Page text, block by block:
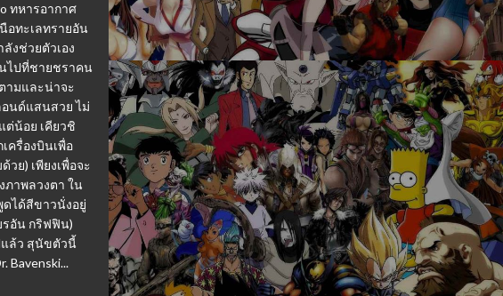
ทหารอากาศ
อทะเลทรายอัน
งช่วยตัวเอง
ไปที่ชายชราคน
ามและน่าจะ
นด์แสนสวย ไม่
ต่น้อย เคียวชิ
ครื่องบินเพื่อ
วย) เพียงเพื่อจะ
ภาพลวงตา ใน
ได้สีขาวนั่งอยู่
รอัน กริฟฟิน)
ล้ว สุนัขตัวนี้
Bavenski...